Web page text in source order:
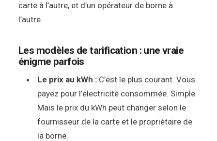
carte à l’autre, et d’un opérateur de borne à
l’autre.
Les modèles de tarification : une vraie
énigme parfois
Le prix au kWh : C’est le plus courant. Vous
payez pour l’électricité consommée. Simple.
Mais le prix du kWh peut changer selon le
fournisseur de la carte et le propriétaire de
la borne.